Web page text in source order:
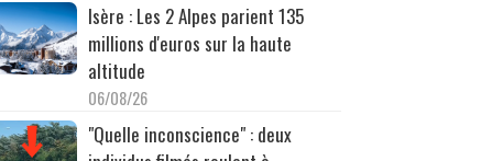
Isère : Les 2 Alpes parient 135
millions d'euros sur la haute
altitude
06/08/26
"Quelle inconscience" : deux